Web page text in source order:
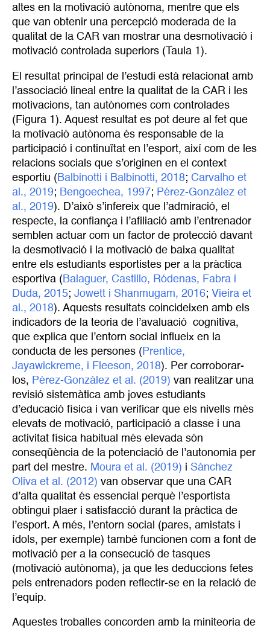
altes en la motivació autònoma, mentre que els
que van obtenir una percepció moderada de la
qualitat de la CAR van mostrar una desmotivació i
motivació controlada superiors (Taula 1).
El resultat principal de l’estudi està relacionat amb
l’associació lineal entre la qualitat de la CAR i les
motivacions, tan autònomes com controlades
(Figura 1). Aquest resultat es pot deure al fet que
la motivació autònoma és responsable de la
participació i continuïtat en l’esport, així com de les
relacions socials que s’originen en el context
esportiu ( Balbinotti i Balbinotti, 2018; Carvalho et
al., 2019; Bengoechea, 1997; Pérez-González et
al., 2019). D’això s’infereix que l’admiració, el
respecte, la confiança i l’afiliació amb l’entrenador
semblen actuar com un factor de protecció davant
la desmotivació i la motivació de baixa qualitat
entre els estudiants esportistes per a la pràctica
esportiva ( Balaguer, Castillo, Ródenas, Fabra i
Duda, 2015; Jowett i Shanmugam, 2016; Vieira et
al., 2018). Aquests resultats coincideixen amb els
indicadors de la teoria de l’avaluació cognitiva,
que explica que l’entorn social influeix en la
conducta de les persones ( Prentice,
Jayawickreme, i Fleeson, 2018). Per corroborar-
los, Pérez-González et al. (2019) van realitzar una
revisió sistemàtica amb joves estudiants
d’educació física i van verificar que els nivells més
elevats de motivació, participació a classe i una
activitat física habitual més elevada són
conseqüència de la potenciació de l’autonomia per
part del mestre. Moura et al. (2019) i Sánchez
Oliva et al. (2012) van observar que una CAR
d’alta qualitat és essencial perquè l’esportista
obtingui plaer i satisfacció durant la pràctica de
l’esport. A més, l’entorn social (pares, amistats i
ídols, per exemple) també funcionen com a font de
motivació per a la consecució de tasques
(motivació autònoma), ja que les deduccions fetes
pels entrenadors poden reflectir-se en la relació de
l’equip.
Aquestes troballes concorden amb la miniteoria de